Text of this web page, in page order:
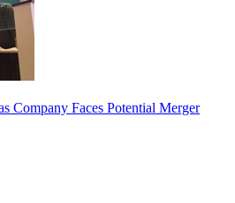
Company Faces Potential Merger